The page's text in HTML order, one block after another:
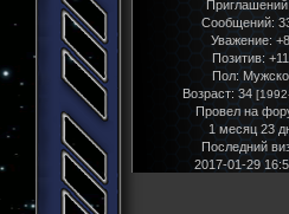
Приглашений:
Сообщений:
Уважение:
Позитив:
Пол:
Возраст: 34
Провел на
1 месяц 23
Последний
2017-01-29